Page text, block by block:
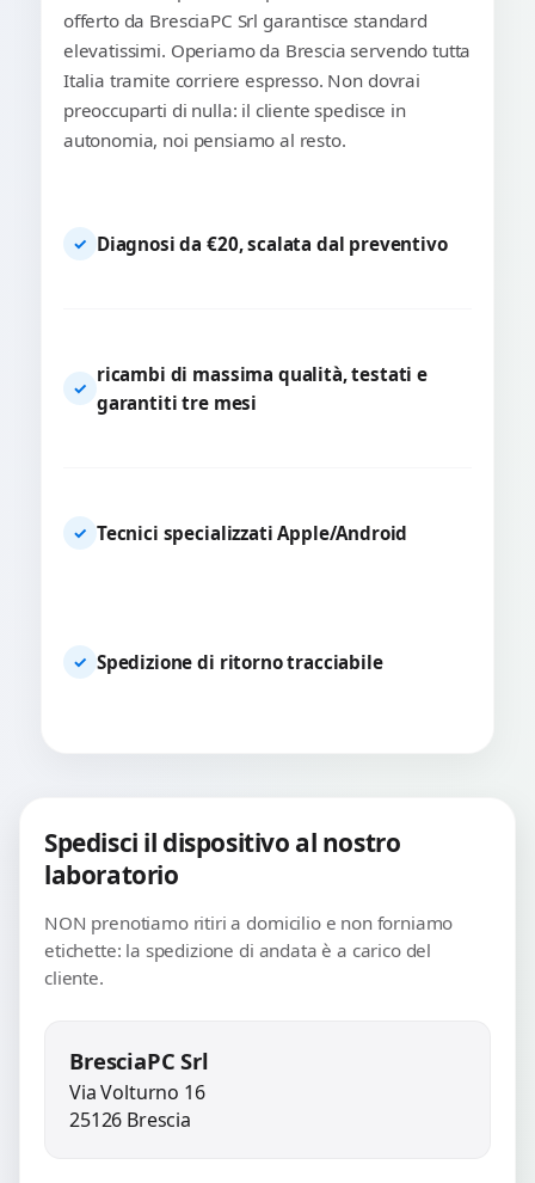
offerto da BresciaPC Srl garantisce standard
elevatissimi. Operiamo da Brescia servendo tutta
Italia tramite corriere espresso. Non dovrai
preoccuparti di nulla: il cliente spedisce in
autonomia, noi pensiamo al resto.
✓ Diagnosi da €20, scalata dal preventivo
✓
ricambi di massima qualità, testati e
garantiti tre mesi
✓ Tecnici specializzati Apple/Android
✓ Spedizione di ritorno tracciabile
Spedisci il dispositivo al nostro
laboratorio
NON prenotiamo ritiri a domicilio e non forniamo
etichette: la spedizione di andata è a carico del
cliente.
BresciaPC Srl
Via Volturno 16
25126 Brescia